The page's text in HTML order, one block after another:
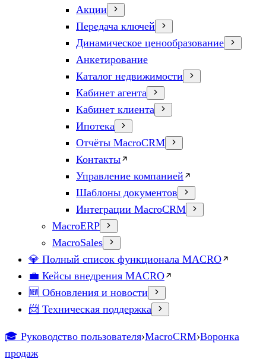
Акции
Передача ключей
Динамическое ценообразование
Анкетирование
Каталог недвижимости
Кабинет агента
Кабинет клиента
Ипотека
Отчёты MacroCRM
Контакты
Управление компанией
Шаблоны документов
Интеграции MacroCRM
MacroERP
MacroSales
💎 Полный список функционала MACRO
💼 Кейсы внедрения MACRO
🆕 Обновления и новости
📨 Техническая поддержка
🎓 Руководство пользователя›MacroCRM›Воронка
продаж